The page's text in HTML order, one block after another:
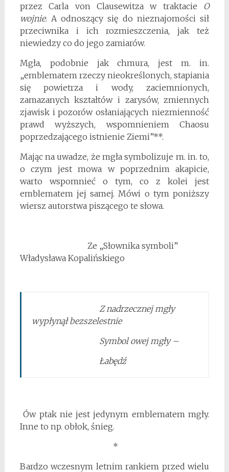
przez Carla von Clausewitza w traktacie O
wojnie. A odnoszący się do nieznajomości sił
przeciwnika i ich rozmieszczenia, jak też
niewiedzy co do jego zamiarów.
Mgła, podobnie jak chmura, jest m. in.
„emblematem rzeczy nieokreślonych, stapiania
się powietrza i wody, zaciemnionych,
zamazanych kształtów i zarysów, zmiennych
zjawisk i pozorów osłaniających niezmienność
prawd wyższych, wspomnieniem Chaosu
poprzedzającego istnienie Ziemi”**.
Mając na uwadze, że mgła symbolizuje m. in. to,
o czym jest mowa w poprzednim akapicie,
warto wspomnieć o tym, co z kolei jest
emblematem jej samej. Mówi o tym poniższy
wiersz autorstwa piszącego te słowa.
Ze „Słownika symboli”
Władysława Kopalińskiego
Z nadrzecznej mgły
wypłynął bezszelestnie
Symbol owej mgły –
Łabędź
Ów ptak nie jest jedynym emblematem mgły.
Inne to np. obłok, śnieg.
*
Bardzo wczesnym letnim rankiem przed wielu